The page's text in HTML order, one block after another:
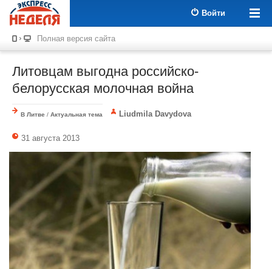
Войти
Полная версия сайта
Литовцам выгодна российско-
белорусская молочная война
В Литве / Актуальная тема Liudmila Davydova
31 августа 2013